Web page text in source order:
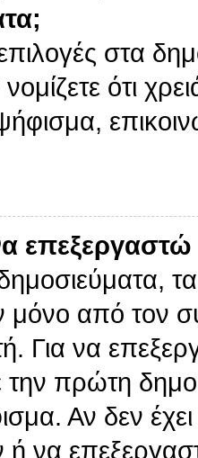
στα
ότι
μόνο από τον
Για να
την πρώτη
Αν δεν
ή να